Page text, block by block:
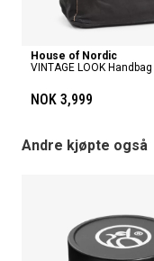
VINTAGE LOOK Handbag
House of Nordic
NOK 3,999
Andre kjøpte også